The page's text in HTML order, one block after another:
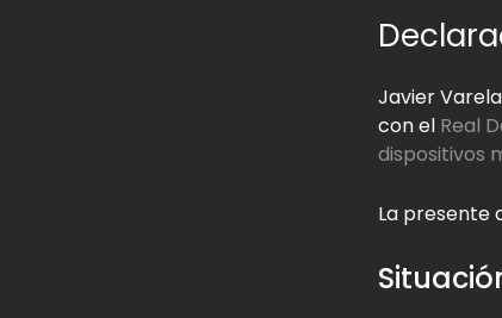
Javier
con el Real
dispositivos
La presente